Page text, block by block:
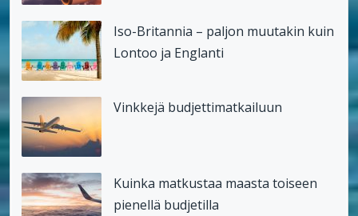
Iso-Britannia – paljon muutakin kuin
Lontoo ja Englanti
Vinkkejä budjettimatkailuun
Kuinka matkustaa maasta toiseen
pienellä budjetilla